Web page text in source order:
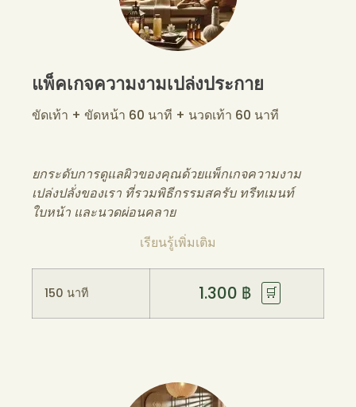
แพ็คเกจความงามเปล่งประกาย
ขัดเท้า + ขัดหน้า 60 นาที + นวดเท้า 60 นาที
ยกระดับการดูแลผิวของคุณด้วยแพ็กเกจความงาม
เปล่งปลั่งของเรา ที่รวมพิธีกรรมสครับ ทรีทเมนท์
ใบหน้า และนวดผ่อนคลาย
เรียนรู้เพิ่มเติม
150 นาที 1.300 ฿ 🛒